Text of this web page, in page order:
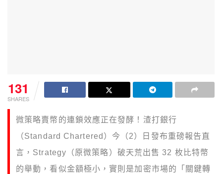
131
SHARES
微策略賣幣的連鎖效應正在發酵！渣打銀行
（Standard Chartered）今（2）日發布重磅報告直
言，Strategy（原微策略）破天荒出售 32 枚比特幣
的舉動，看似金額極小，實則是加密市場的「關鍵轉